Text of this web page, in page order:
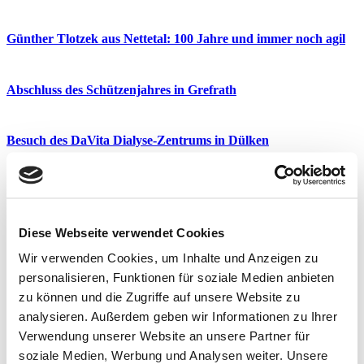
Diese Webseite verwendet Cookies
Wir verwenden Cookies, um Inhalte und Anzeigen zu
personalisieren, Funktionen für soziale Medien anbieten
zu können und die Zugriffe auf unsere Website zu
analysieren. Außerdem geben wir Informationen zu Ihrer
Verwendung unserer Website an unsere Partner für
soziale Medien, Werbung und Analysen weiter. Unsere
Günther Tlotzek aus Nettetal: 100 Jahre und immer noch agil
Abschluss des Schützenjahres in Grefrath
Besuch des DaVita Dialyse-Zentrums in Dülken
Besichtigung des Sanitätshaus Lettermann in Viersen
Starkes Team beim Landesparteitag der CDU NRW
Ordensball der Narrenakademie im Dülkener Bürgerhaus